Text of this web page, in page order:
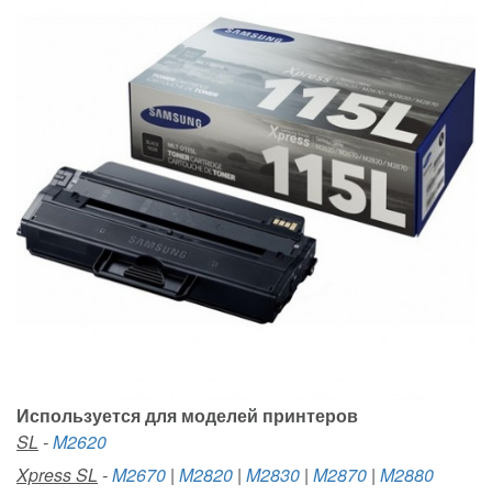
Используется для моделей принтеров
SL -M2620
Xpress SL -M2670 | M2820 | M2830 | M2870 | M2880